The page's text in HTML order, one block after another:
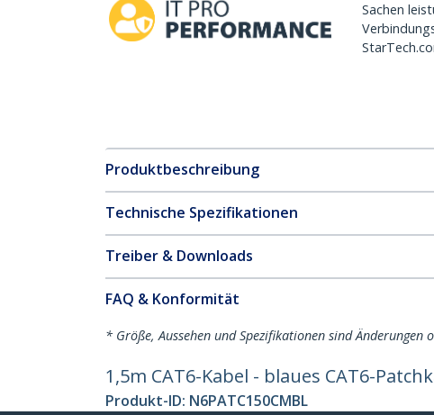
Sachen
Produktbeschreibung
Technische Spezifikationen
Treiber & Downloads
FAQ & Konformität
* Größe, Aussehen und Spezifikationen sind Änderungen
1,5m CAT6-Kabel - blaues CAT6-
Produkt-ID: N6PATC150CMBL